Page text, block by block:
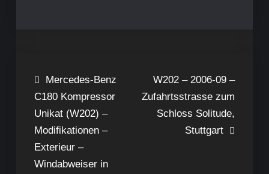
Beitragsnavigation
Mercedes-Benz
C180 Kompressor
Unikat (W202) –
Modifikationen –
Exterieur –
Windabweiser in
W202 – 2006-09 –
Zufahrtsstrasse zum
Schloss Solitude,
Stuttgart